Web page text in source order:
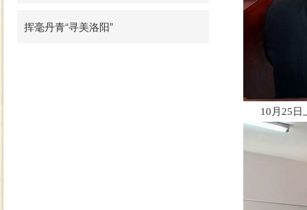
挥毫丹青“寻美洛阳”
10月25日上